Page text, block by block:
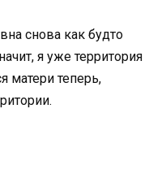
снова как будто
я уже территория
матери теперь,